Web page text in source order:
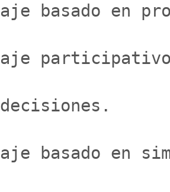
basado en
basado en